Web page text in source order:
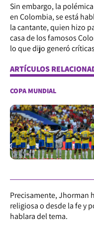
Sin embargo, la
en Colombia, se está
la cantante, quien hizo
casa de los famosos
lo que dijo generó
ARTÍCULOS
COPA MUNDIAL
Precisamente, Jhorman
religiosa o desde la fe y
hablara del tema.